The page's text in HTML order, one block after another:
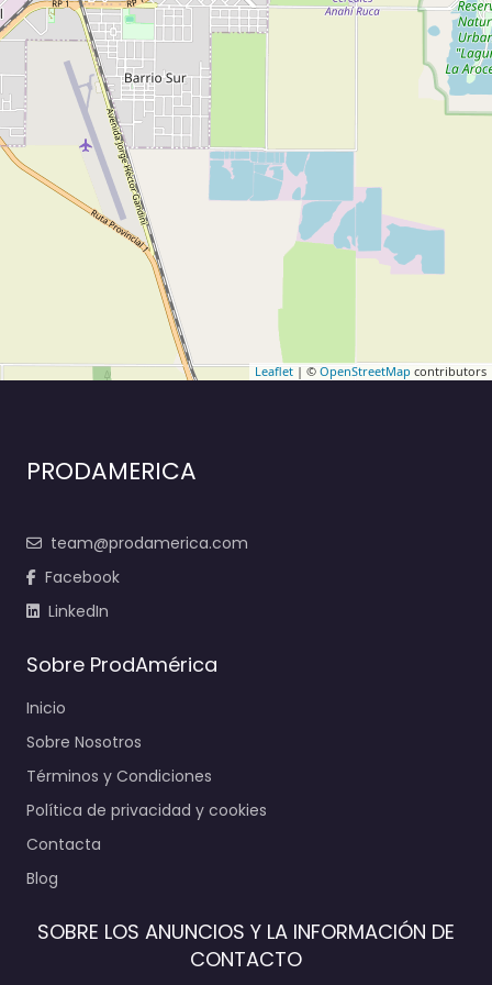
Leaflet | © OpenStreetMap contributors
PRODAMERICA
team@prodamerica.com
Facebook
LinkedIn
Sobre ProdAmérica
Inicio
Sobre Nosotros
Términos y Condiciones
Política de privacidad y cookies
Contacta
Blog
SOBRE LOS ANUNCIOS Y LA INFORMACIÓN DE
CONTACTO